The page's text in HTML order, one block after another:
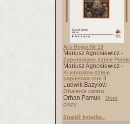
Ars Regia Nr 19
Mariusz Agnosiewicz -
Zapomniane dzieje Polski
Mariusz Agnosiewicz -
Kryminalne dzieje
papiestwa tom II
Ludwik Bazylow -
Obalenie caratu
Orhan Pamuk - Dom
ciszy
Znajdź książkę..